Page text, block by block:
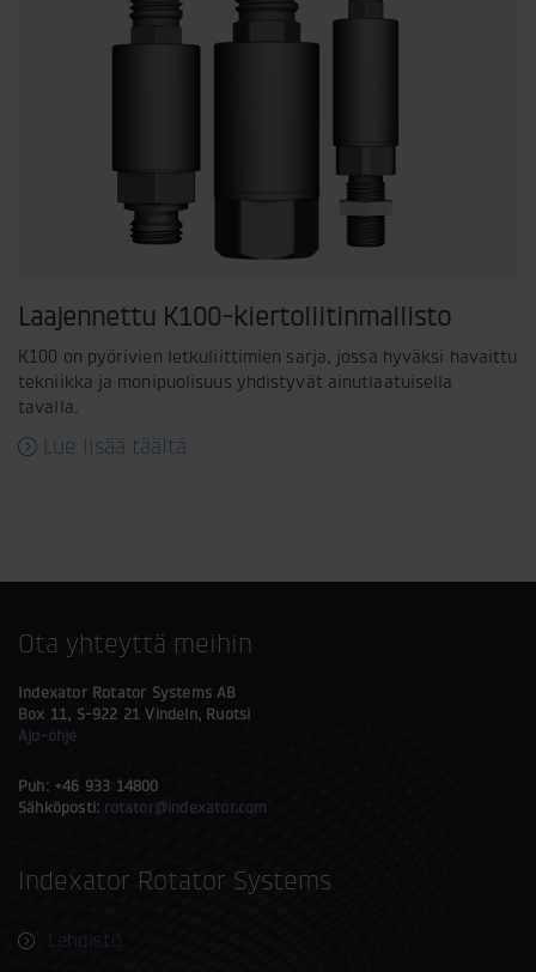
Laajennettu K100-kiertoliitinmallisto
K100 on pyörivien letkuliittimien sarja, jossa hyväksi havaittu
tekniikka ja monipuolisuus yhdistyvät ainutlaatuisella
tavalla.
Lue lisää täältä
Ota yhteyttä meihin
Indexator Rotator Systems AB
Box 11, S-922 21 Vindeln, Ruotsi
Ajo-ohje
Puh: +46 933 14800
Sähköposti: rotator@indexator.com
Indexator Rotator Systems
Lehdistö